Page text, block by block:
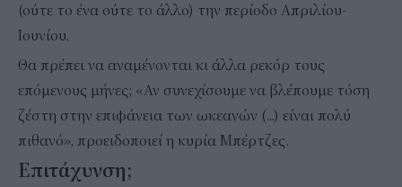
(ούτε το ένα ούτε το άλλο) την περίοδο Απριλίου-
Ιουνίου.
Θα πρέπει να αναμένονται κι άλλα ρεκόρ τους
επόμενους μήνες; «Αν συνεχίσουμε να βλέπουμε τόση
ζέστη στην επιφάνεια των ωκεανών (...) είναι πολύ
πιθανό», προειδοποιεί η κυρία Μπέρτζες.
Επιτάχυνση;